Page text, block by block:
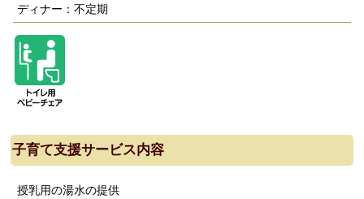
ディナー：不定期
子育て支援サービス内容
授乳用の湯水の提供